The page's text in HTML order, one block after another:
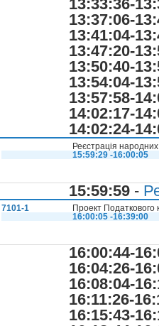
13:33:36-
13:37:06-
13:41:04-
13:47:20-
13:50:40-
13:54:04-
13:57:58-
14:02:17-
14:02:24-
Реєстрація
15:59:29 -16:00:05
15:59:59 -
7101-1
Проект Податкового
16:00:05 -16:39:00
16:00:44-
16:04:26-
16:08:04-
16:11:26-
16:15:43-